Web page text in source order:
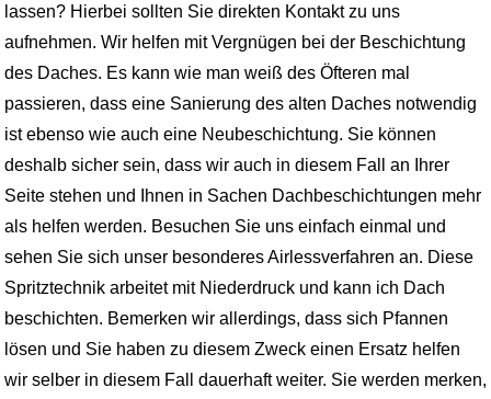
lassen? Hierbei sollten Sie direkten Kontakt zu uns
aufnehmen. Wir helfen mit Vergnügen bei der Beschichtung
des Daches. Es kann wie man weiß des Öfteren mal
passieren, dass eine Sanierung des alten Daches notwendig
ist ebenso wie auch eine Neubeschichtung. Sie können
deshalb sicher sein, dass wir auch in diesem Fall an Ihrer
Seite stehen und Ihnen in Sachen Dachbeschichtungen mehr
als helfen werden. Besuchen Sie uns einfach einmal und
sehen Sie sich unser besonderes Airlessverfahren an. Diese
Spritztechnik arbeitet mit Niederdruck und kann ich Dach
beschichten. Bemerken wir allerdings, dass sich Pfannen
lösen und Sie haben zu diesem Zweck einen Ersatz helfen
wir selber in diesem Fall dauerhaft weiter. Sie werden merken,